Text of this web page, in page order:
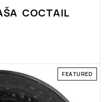
COCTAIL
FEATURED